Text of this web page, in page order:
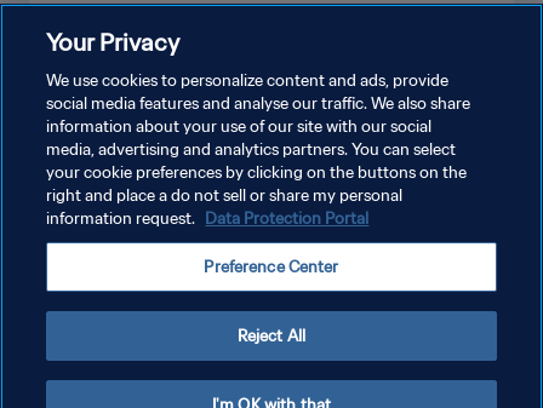
VEJA MAIS
POLÍTICA DE PRIVACIDADE
TERMOS DE SERVIÇO
ADMINISTRAR AS PREFERÊNCIAS DE COOKIES
Your Privacy
We use cookies to personalize content and ads, provide
social media features and analyse our traffic. We also share
information about your use of our site with our social
media, advertising and analytics partners. You can select
your cookie preferences by clicking on the buttons on the
right and place a do not sell or share my personal
information request. Data Protection Portal
Preference Center
Reject All